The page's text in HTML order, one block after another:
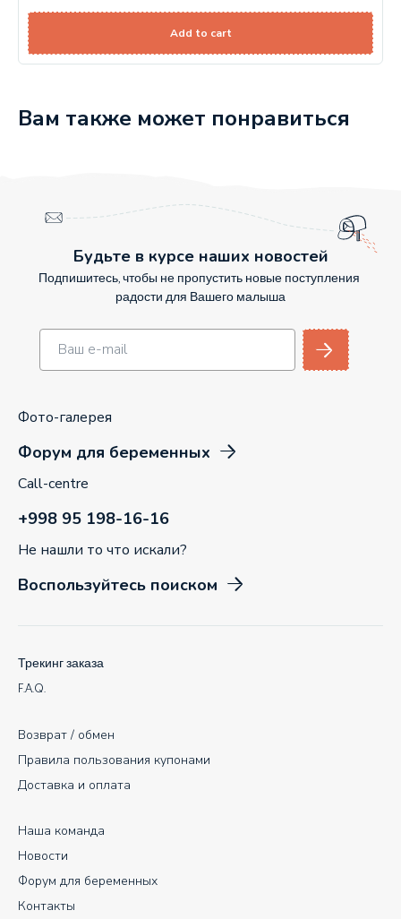
Add to cart
Вам также может понравиться
Будьте в курсе наших новостей
Подпишитесь, чтобы не пропустить новые поступления
радости для Вашего малыша
Фото-галерея
Форум для беременных
Call-centre
+998 95 198-16-16
Не нашли то что искали?
Воспользуйтесь поиском
Наша команда
Новости
Форум для беременных
Контакты
Возврат / обмен
Правила пользования купонами
Доставка и оплата
Трекинг заказа
F.A.Q.